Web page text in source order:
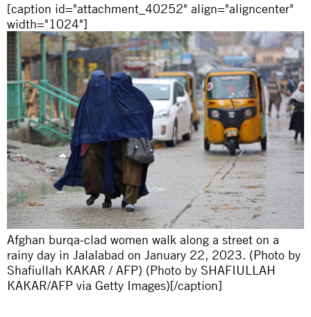
[caption id="attachment_40252" align="aligncenter"
width="1024"]
Afghan burqa-clad women walk along a street on a
rainy day in Jalalabad on January 22, 2023. (Photo by
Shafiullah KAKAR / AFP) (Photo by SHAFIULLAH
KAKAR/AFP via Getty Images)[/caption]